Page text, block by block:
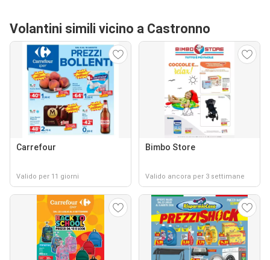
Volantini simili vicino a Castronno
Carrefour
Valido per 11 giorni
Bimbo Store
Valido ancora per 3 settimane